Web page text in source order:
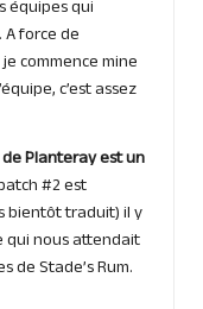
équipes qui
force de
commence mine
c’est assez
Planteray est un
#2 est
bientôt traduit) il y
qui nous attendait
de Stade’s Rum.